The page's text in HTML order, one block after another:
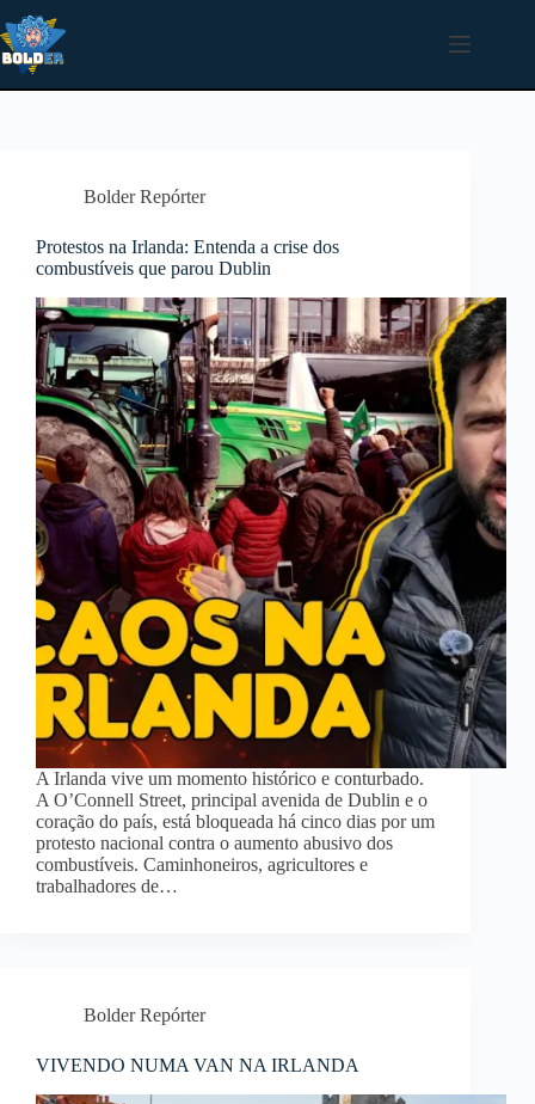
para
o
conteúdo
Bolder Repórter
Protestos na Irlanda: Entenda a crise dos
combustíveis que parou Dublin
A Irlanda vive um momento histórico e conturbado.
A O’Connell Street, principal avenida de Dublin e o
coração do país, está bloqueada há cinco dias por um
protesto nacional contra o aumento abusivo dos
combustíveis. Caminhoneiros, agricultores e
trabalhadores de…
Bolder Repórter
VIVENDO NUMA VAN NA IRLANDA